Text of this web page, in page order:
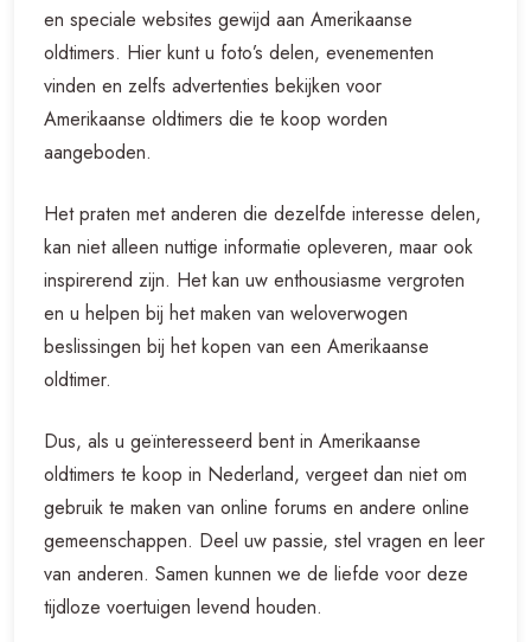
en speciale websites gewijd aan Amerikaanse
oldtimers. Hier kunt u foto’s delen, evenementen
vinden en zelfs advertenties bekijken voor
Amerikaanse oldtimers die te koop worden
aangeboden.
Het praten met anderen die dezelfde interesse delen,
kan niet alleen nuttige informatie opleveren, maar ook
inspirerend zijn. Het kan uw enthousiasme vergroten
en u helpen bij het maken van weloverwogen
beslissingen bij het kopen van een Amerikaanse
oldtimer.
Dus, als u geïnteresseerd bent in Amerikaanse
oldtimers te koop in Nederland, vergeet dan niet om
gebruik te maken van online forums en andere online
gemeenschappen. Deel uw passie, stel vragen en leer
van anderen. Samen kunnen we de liefde voor deze
tijdloze voertuigen levend houden.